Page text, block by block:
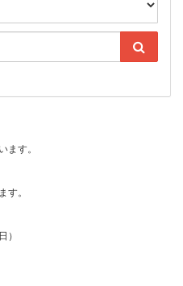
ます。
。
）